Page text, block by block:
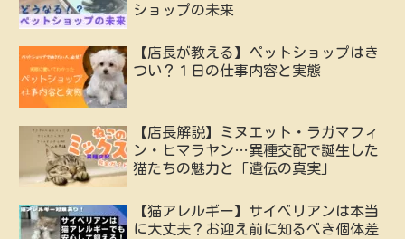
ショップの未来
【店長が教える】ペットショップはき
つい？１日の仕事内容と実態
【店長解説】ミヌエット・ラガマフィ
ン・ヒマラヤン…異種交配で誕生した
猫たちの魅力と「遺伝の真実」
【猫アレルギー】サイベリアンは本当
に大丈夫？お迎え前に知るべき個体差